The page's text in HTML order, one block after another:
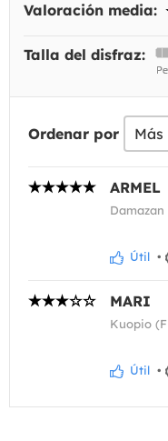
Valoración media:
Talla del disfraz:
Ordenar por
ARMEL
Útil •
MARI
Kuopio
Útil •